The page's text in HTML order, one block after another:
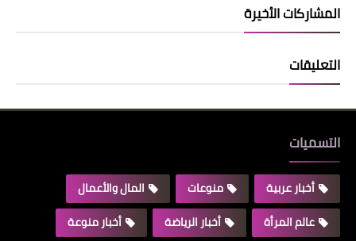
المشاركات الأخيرة
التعليقات
التسميات
أخبار عربية منوعات
المال والأعمال
عالم المرأة
أخبار الرياضة
أخبار منوعة